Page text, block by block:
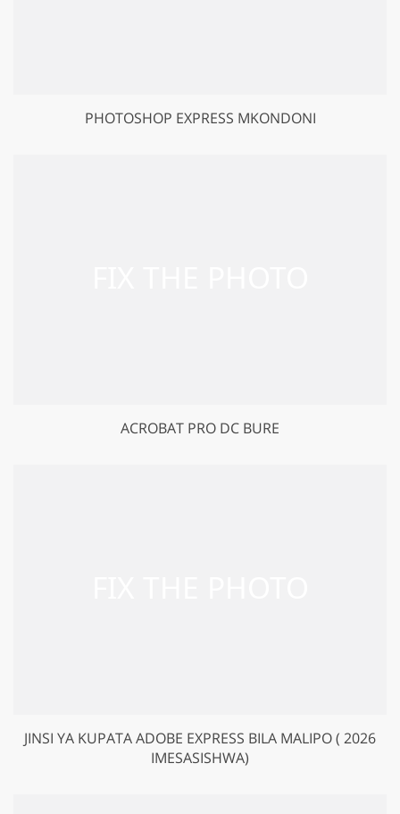
PHOTOSHOP EXPRESS MKONDONI
ACROBAT PRO DC BURE
JINSI YA KUPATA ADOBE EXPRESS BILA MALIPO ( 2026
IMESASISHWA)